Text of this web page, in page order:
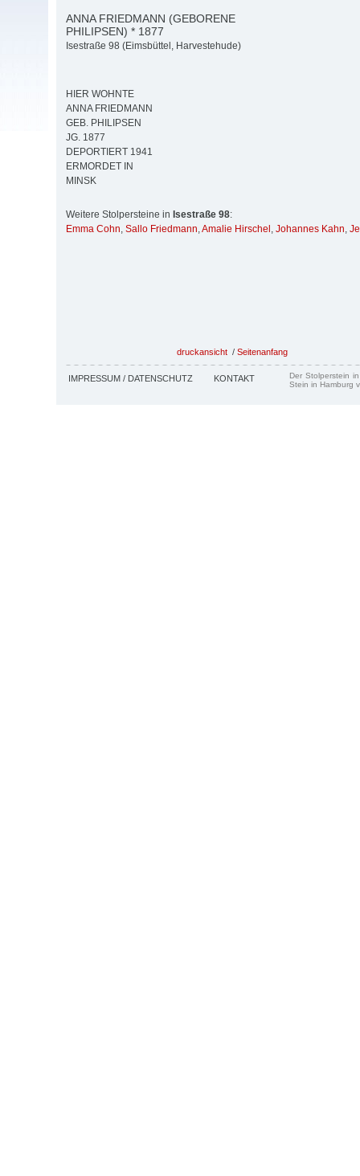
ANNA FRIEDMANN (GEBORENE
PHILIPSEN) * 1877
Isestraße 98 (Eimsbüttel, Harvestehude)
HIER WOHNTE
ANNA FRIEDMANN
GEB. PHILIPSEN
JG. 1877
DEPORTIERT 1941
ERMORDET IN
MINSK
Weitere Stolpersteine in Isestraße 98:
Emma Cohn, Sallo Friedmann,Amalie Hirschel , Johannes Kahn,
druckansicht / Seitenanfang
IMPRESSUM / DATENSCHUTZ KONTAKT
Der Stolperstein
Stein in Hamburg